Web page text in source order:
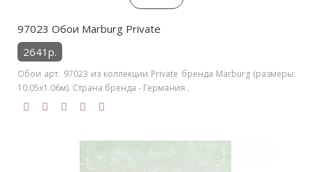
97023 Обои Marburg Private
2641р.
Обои арт. 97023 из коллекции Private бренда Marburg (размеры:
10.05х1.06м). Страна бренда - Германия..